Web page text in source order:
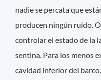
nadie se percata que
producen ningún ruido.
controlar el estado de la
sentina. Para los menos
cavidad inferior del